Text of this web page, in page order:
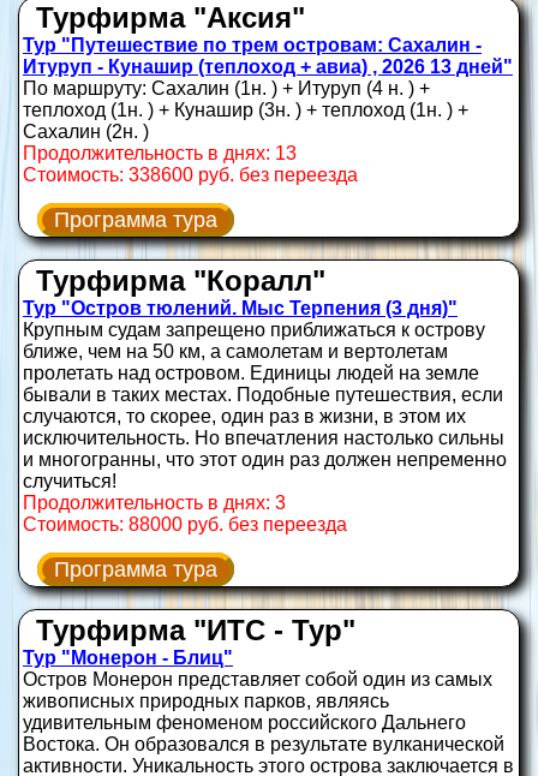
Турфирма "Аксия"
Тур "Путешествие по трем островам: Сахалин -
Итуруп - Кунашир (теплоход + авиа) , 2026 13 дней"
По маршруту: Сахалин (1н. ) + Итуруп (4 н. ) +
теплоход (1н. ) + Кунашир (3н. ) + теплоход (1н. ) +
Сахалин (2н. )
Продолжительность в днях: 13
Стоимость: 338600 руб. без переезда
Программа тура
Турфирма "Коралл"
Тур "Остров тюлений. Мыс Терпения (3 дня)"
Крупным судам запрещено приближаться к острову
ближе, чем на 50 км, а самолетам и вертолетам
пролетать над островом. Единицы людей на земле
бывали в таких местах. Подобные путешествия, если
случаются, то скорее, один раз в жизни, в этом их
исключительность. Но впечатления настолько сильны
и многогранны, что этот один раз должен непременно
случиться!
Продолжительность в днях: 3
Стоимость: 88000 руб. без переезда
Программа тура
Турфирма "ИТС - Тур"
Тур "Монерон - Блиц"
Остров Монерон представляет собой один из самых
живописных природных парков, являясь
удивительным феноменом российского Дальнего
Востока. Он образовался в результате вулканической
активности. Уникальность этого острова заключается в